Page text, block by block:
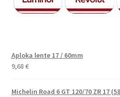
Aploka lente 17 / 60mm
9,68 €
Michelin Road 6 GT 120/70 ZR 17